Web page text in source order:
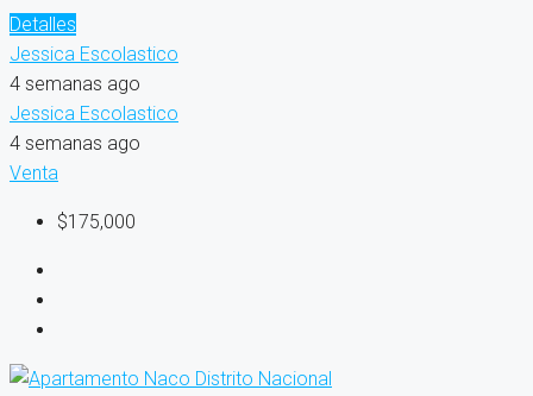
Detalles
Jessica Escolastico
4 semanas ago
Jessica Escolastico
4 semanas ago
Venta
$175,000